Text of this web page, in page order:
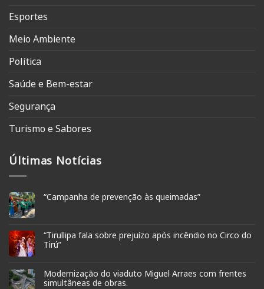
Esportes
Meio Ambiente
Política
Saúde e Bem-estar
Segurança
Turismo e Sabores
Últimas Notícias
“Campanha de prevenção às queimadas”
“Tirullipa fala sobre prejuízo após incêndio no Circo do
Tirú”
Modernização do viaduto Miguel Arraes com frentes
simultâneas de obras.